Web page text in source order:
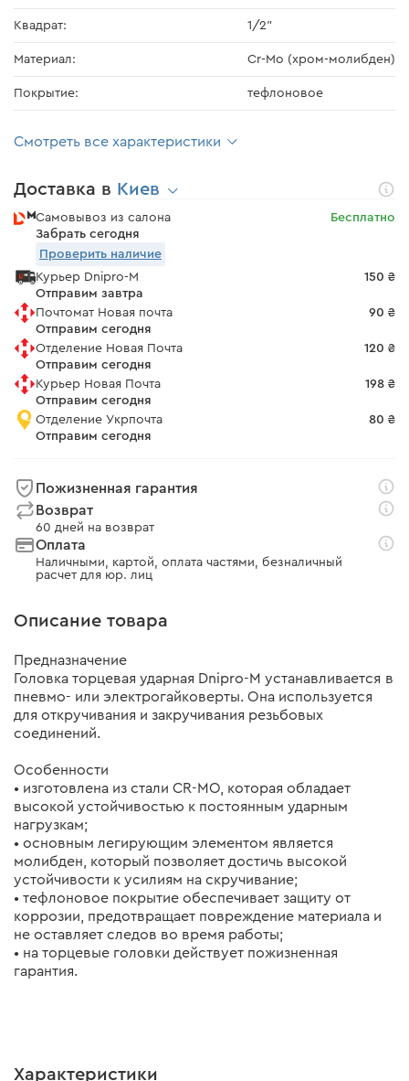
Квадрат: 1/2"
Материал: Cr-Mo (хром-молибден)
Покрытие: тефлоновое
Смотреть все характеристики
Доставка в Киев
Самовывоз из салона
Забрать сегодня
Бесплатно
Проверить наличие
Курьер Dnipro-M
Отправим завтра
150 ₴
Почтомат Новая почта
Отправим сегодня
90 ₴
Отделение Новая Почта
Отправим сегодня
120 ₴
Курьер Новая Почта
Отправим сегодня
198 ₴
Отделение Укрпочта
Отправим сегодня
80 ₴
Пожизненная гарантия
Возврат
60 дней на возврат
Оплата
Наличными, картой, оплата частями, безналичный
расчет для юр. лиц
Описание товара
Предназначение
Головка торцевая ударная Dnipro-M устанавливается в
пневмо- или электрогайковерты. Она используется
для откручивания и закручивания резьбовых
соединений.
Особенности
• изготовлена из стали CR-MO, которая обладает
высокой устойчивостью к постоянным ударным
нагрузкам;
• основным легирующим элементом является
молибден, который позволяет достичь высокой
устойчивости к усилиям на скручивание;
• тефлоновое покрытие обеспечивает защиту от
коррозии, предотвращает повреждение материала и
не оставляет следов во время работы;
• на торцевые головки действует пожизненная
гарантия.
Характеристики